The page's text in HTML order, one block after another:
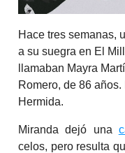
Hace tres semanas,
a su suegra en El
llamaban Mayra
Romero, de 86
Hermida.
Miranda dejó una
celos, pero resulta